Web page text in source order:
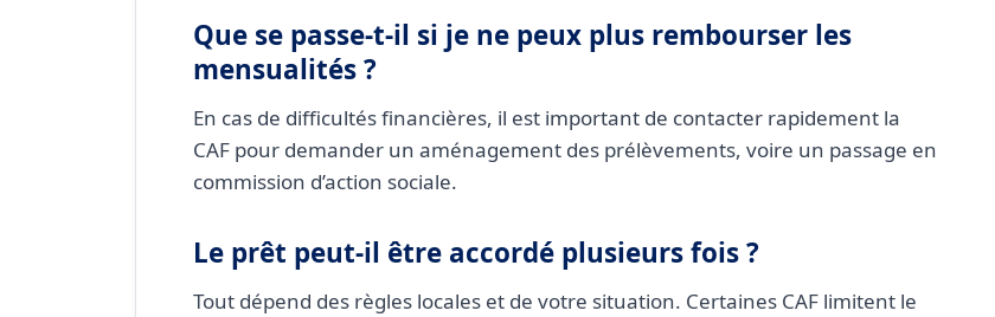
Que se passe-t-il si je ne peux plus rembourser les
mensualités ?
En cas de difficultés financières, il est important de contacter rapidement la
CAF pour demander un aménagement des prélèvements, voire un passage en
commission d’action sociale.
Le prêt peut-il être accordé plusieurs fois ?
Tout dépend des règles locales et de votre situation. Certaines CAF limitent le